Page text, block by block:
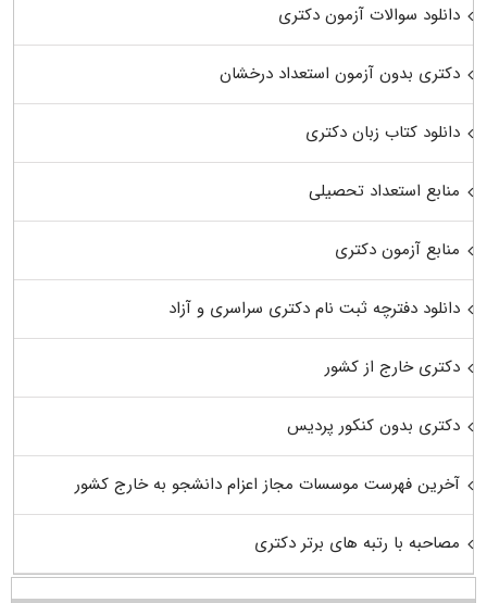
دانلود سوالات آزمون دکتری
دکتری بدون آزمون استعداد درخشان
دانلود کتاب زبان دکتری
منابع استعداد تحصیلی
منابع آزمون دکتری
دانلود دفترچه ثبت نام دکتری سراسری و آزاد
دکتری خارج از کشور
دکتری بدون کنکور پردیس
آخرین فهرست موسسات مجاز اعزام دانشجو به خارج کشور
مصاحبه با رتبه های برتر دکتری